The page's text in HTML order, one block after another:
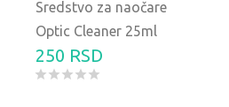
Sredstvo za naočare
Optic Cleaner 25ml
250 RSD